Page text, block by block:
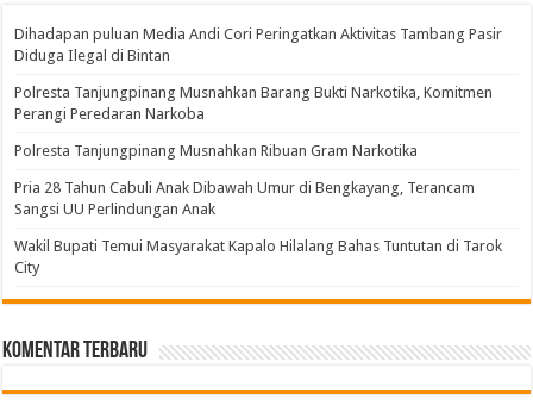
Dihadapan puluan Media Andi Cori Peringatkan Aktivitas Tambang Pasir
Diduga Ilegal di Bintan
Polresta Tanjungpinang Musnahkan Barang Bukti Narkotika, Komitmen
Perangi Peredaran Narkoba
Polresta Tanjungpinang Musnahkan Ribuan Gram Narkotika
Pria 28 Tahun Cabuli Anak Dibawah Umur di Bengkayang, Terancam
Sangsi UU Perlindungan Anak
Wakil Bupati Temui Masyarakat Kapalo Hilalang Bahas Tuntutan di Tarok
City
Komentar Terbaru